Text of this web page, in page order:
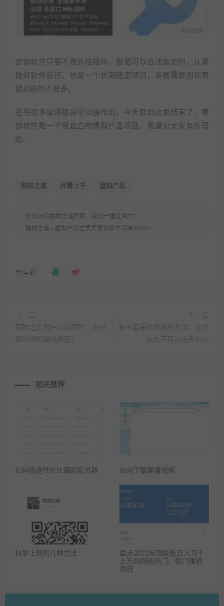
营销软件只要不是外挂程序，都是可以合法售卖的，认真
做好软件品控，也是一个长期稳定项目，毕竟需要用到营
销功能的人很多。
还有很多渠道都是可以操作的，今天就到这里结束了，营
销软件是一个很直白的虚拟产品项目，希望对大家有所帮
助。
掘财之道 月赚上千 虚拟产品
欢迎访问掘财之道官网，我们一直在努力！
掘财之道 » 虚拟产品之售卖营销软件月赚3000+
分享到：
相关推荐
如何挑选性价比高的服务器 如何下载高清视频
科学上网的几种方法
盘点2021年那些能日入几千
上万的网络热门、偏门赚钱
项目